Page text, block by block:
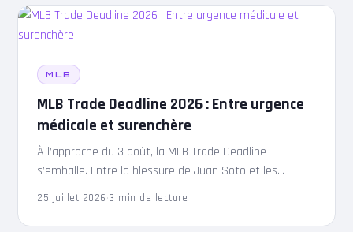
MLB
MLB Trade Deadline 2026 : Entre urgence
médicale et surenchère
À l’approche du 3 août, la MLB Trade Deadline
s’emballe. Entre la blessure de Juan Soto et les
besoins des Dodgers, l’analyse des enjeux cruciaux du…
25 juillet 2026·3 min de lecture